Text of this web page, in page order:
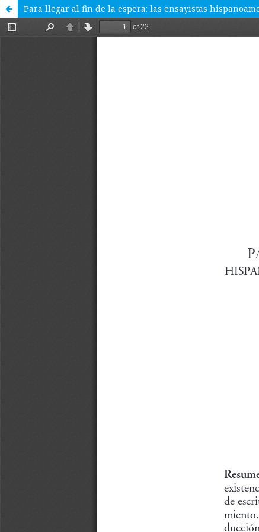
Para llegar al fin de la espera: las ensayistas